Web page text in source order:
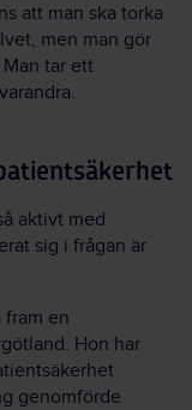
att man ska torka
men man gör
tar ett
aktivt med
sig i frågan är
fram en
Hon har
genomförde